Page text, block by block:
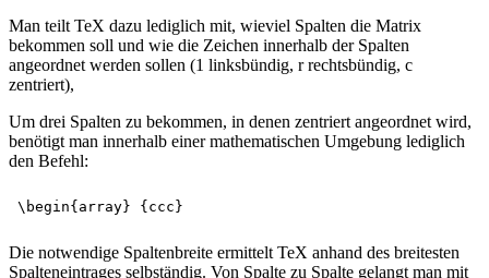
Man teilt TeX dazu lediglich mit, wieviel Spalten die Matrix
bekommen soll und wie die Zeichen innerhalb der Spalten
angeordnet werden sollen (1 linksbündig, r rechtsbündig, c
zentriert),
Um drei Spalten zu bekommen, in denen zentriert angeordnet wird,
benötigt man innerhalb einer mathematischen Umgebung lediglich
den Befehl:
Die notwendige Spaltenbreite ermittelt TeX anhand des breitesten
Spalteneintrages selbständig. Von Spalte zu Spalte gelangt man mit